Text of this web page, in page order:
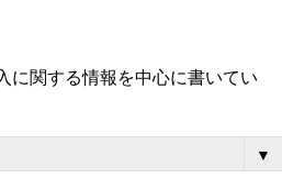
に関する情報を中心に書いてい
▼